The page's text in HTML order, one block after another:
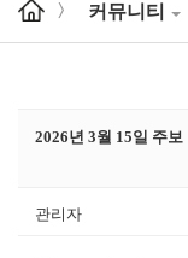
> 커뮤니티
2026년 3월 15일 주보
관리자